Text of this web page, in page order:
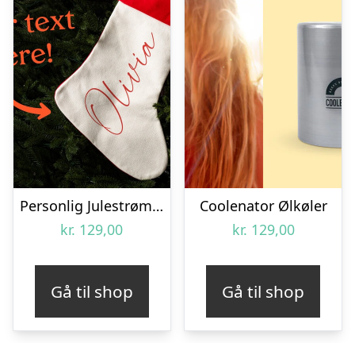
Personlig Julestrømpe med Tekst
kr. 129,00
Gå til shop
Coolenator Ølkøler
kr. 129,00
Gå til shop